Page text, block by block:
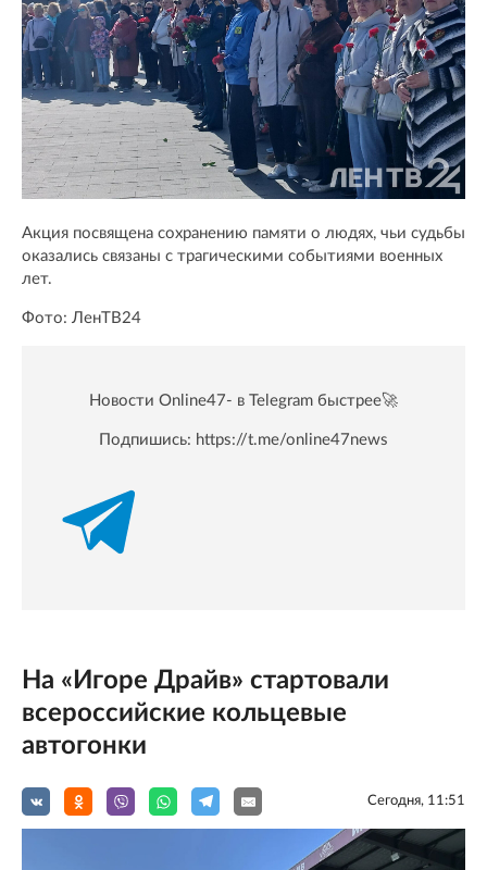
Акция посвящена сохранению памяти о людях, чьи судьбы
оказались связаны с трагическими событиями военных
лет.
Фото: ЛенТВ24
Новости Online47- в Telegram быстрее🚀
Подпишись: https://t.me/online47news
На «Игоре Драйв» стартовали
всероссийские кольцевые
автогонки
Сегодня, 11:51